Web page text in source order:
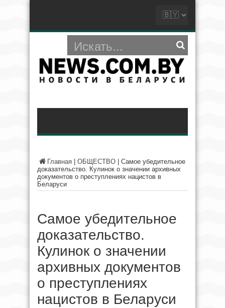
Главная ОБЩЕСТВО
Самое убедительное
доказательство. Кулинок о значении архивных
документов о преступлениях нацистов в
Беларуси
Самое убедительное
доказательство.
Кулинок о значении
архивных документов
о преступлениях
нацистов в Беларуси